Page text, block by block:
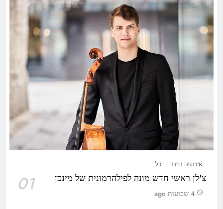
אירועים ובידור הכל
צ'לן ראשי חדש מונה לפילהרמונית של מינכן 01 4 שבועות ago